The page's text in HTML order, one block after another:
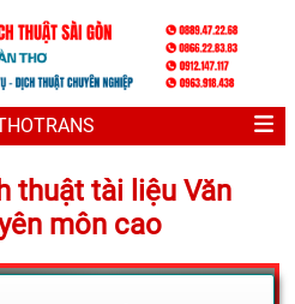
thuật tài liệu Văn
môn cao